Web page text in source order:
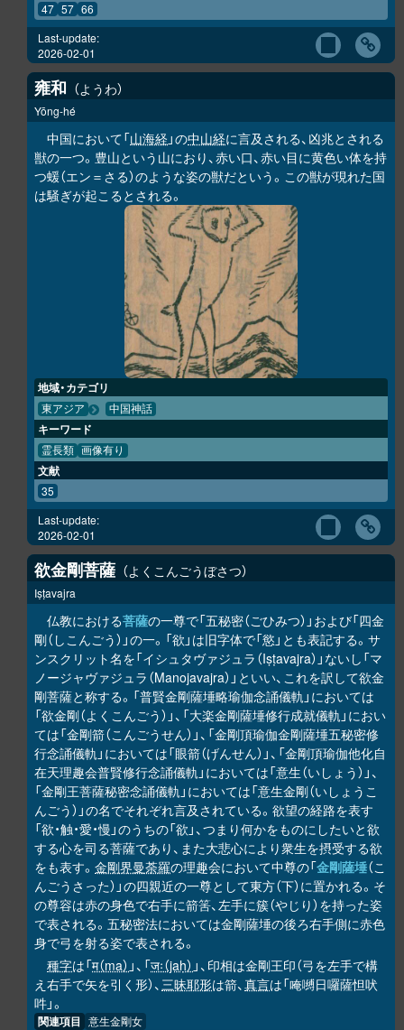
47 57 66
Last-update:
2026-02-01
雍和 ようわ
Yōng-hé
中国において「山海経 」の中山経に言及される、凶兆とされる
獣の一つ。豊山という山におり、赤い口、赤い目に黄色い体を持
つ蝯（エン＝さる）のような姿の獣だという。この獣が現れた国
は騒ぎが起こるとされる。
地域・カテゴリ
東アジア 中国神話
キーワード
霊長類 画像有り
文献
35
Last-update:
2026-02-01
欲金剛菩薩 よくこんごうぼさつ
Iṣṭavajra
仏教における菩薩の一尊で「五秘密（ごひみつ）」および「四金
剛（しこんごう）」の一。「欲」は旧字体で「慾」とも表記する。サ
ンスクリット名を「イシュタヴァジュラ（Iṣṭavajra）」ないし「マ
ノージャヴァジュラ（Manojavajra）」といい、これを訳して欲金
剛菩薩と称する。「普賢金剛薩埵略瑜伽念誦儀軌」においては
「欲金剛（よくこんごう）」、「大楽金剛薩埵修行成就儀軌」におい
ては「金剛箭（こんごうせん）」、「金剛頂瑜伽金剛薩埵五秘密修
行念誦儀軌」においては「眼箭（げんせん）」、「金剛頂瑜伽他化自
在天理趣会普賢修行念誦儀軌」においては「意生（いしょう）」、
「金剛王菩薩秘密念誦儀軌」においては「意生金剛（いしょうこ
んごう）」の名でそれぞれ言及されている。欲望の経路を表す
「欲・触・愛・慢」のうちの「欲」、つまり何かをものにしたいと欲
する心を司る菩薩であり、また大悲心により衆生を摂受する欲
をも表す。 金剛界曼荼羅の理趣会において中尊の「金剛薩埵（こ
んごうさった）」の四親近の一尊として東方（下）に置かれる。そ
の尊容は赤の身色で右手に箭筈、左手に簇（やじり）を持った姿
で表される。五秘密法においては金剛薩埵の後ろ右手側に赤色
身で弓を射る姿で表される。
種字は「म（ma） 」、「जः（jaḥ） 」、印相は金剛王印（弓を左手で構
え右手で矢を引く形）、三昧耶形は箭、真言は「唵嚩日囉薩怛吠
吽」。
関連項目 意生金剛女